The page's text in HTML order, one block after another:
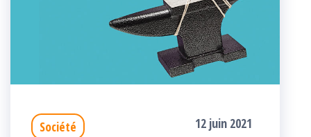
Société 12 juin 2021